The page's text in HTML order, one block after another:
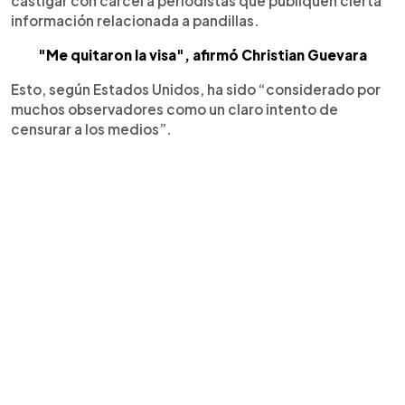
información relacionada a pandillas.
"Me quitaron la visa", afirmó Christian Guevara
Esto, según Estados Unidos, ha sido “considerado por
muchos observadores como un claro intento de
censurar a los medios”.